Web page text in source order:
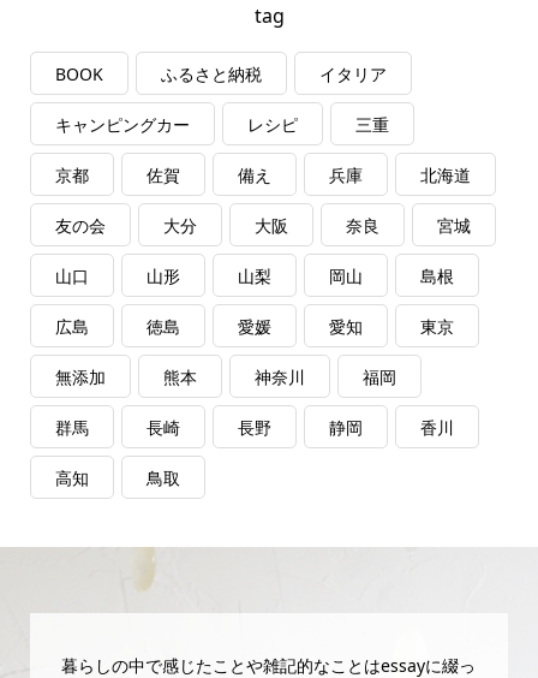
tag
BOOK ふるさと納税 イタリア
キャンピングカー レシピ 三重
京都 佐賀 備え 兵庫 北海道
友の会 大分 大阪 奈良 宮城
山口 山形 山梨 岡山 島根
広島 徳島 愛媛 愛知 東京
無添加 熊本 神奈川 福岡
群馬 長崎 長野 静岡 香川
高知 鳥取
暮らしの中で感じたことや雑記的なことはessayに綴っ